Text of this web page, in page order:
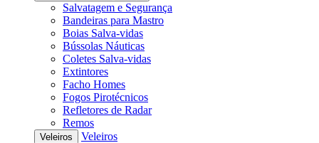
Salvatagem e Segurança
Bandeiras para Mastro
Boias Salva-vidas
Bússolas Náuticas
Coletes Salva-vidas
Extintores
Facho Homes
Fogos Pirotécnicos
Refletores de Radar
Remos
Veleiros
Veleiros